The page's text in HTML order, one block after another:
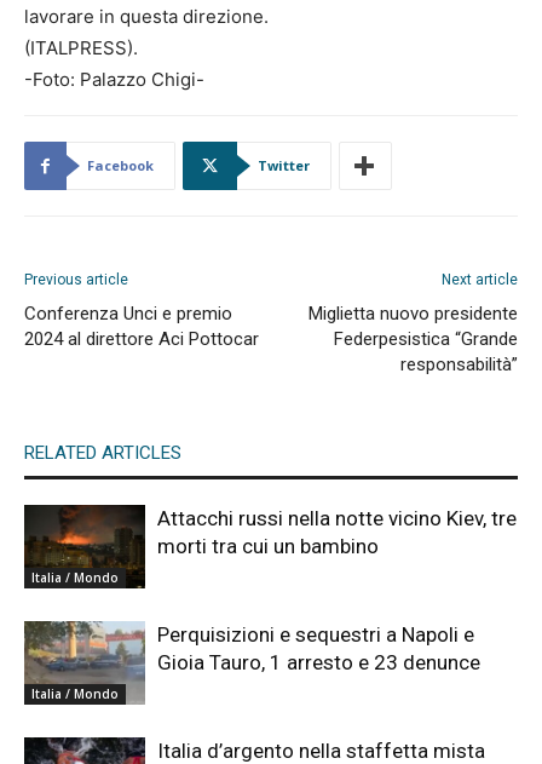
lavorare in questa direzione.
(ITALPRESS).
-Foto: Palazzo Chigi-
Facebook Twitter
Previous article
Conferenza Unci e premio
2024 al direttore Aci Pottocar
Next article
Miglietta nuovo presidente
Federpesistica “Grande
responsabilità”
RELATED ARTICLES
Italia / Mondo
Attacchi russi nella notte vicino Kiev, tre
morti tra cui un bambino
Italia / Mondo
Perquisizioni e sequestri a Napoli e
Gioia Tauro, 1 arresto e 23 denunce
Italia d’argento nella staffetta mista